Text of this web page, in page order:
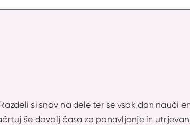
si snov na dele ter se vsak dan nauči
še dovolj časa za ponavljanje in